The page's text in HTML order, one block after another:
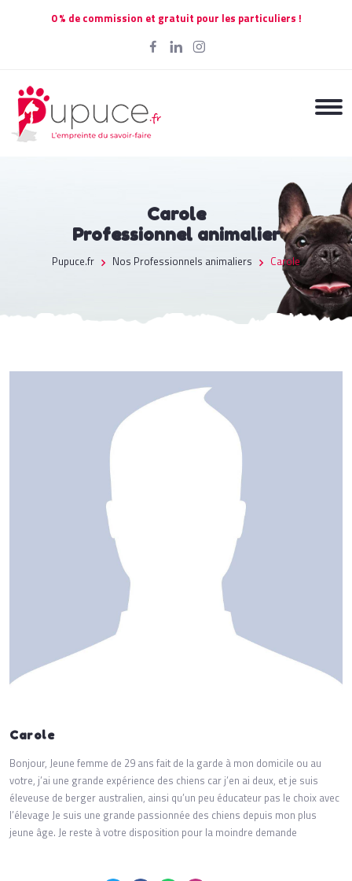
0 % de commission et gratuit pour les particuliers !
Carole
Professionnel animalier
Pupuce.fr Nos Professionnels animaliers Carole
Carole
Bonjour, Jeune femme de 29 ans fait de la garde à mon domicile ou au
votre, j’ai une grande expérience des chiens car j’en ai deux, et je suis
éleveuse de berger australien, ainsi qu’un peu éducateur pas le choix avec
l’élevage Je suis une grande passionnée des chiens depuis mon plus
jeune âge. Je reste à votre disposition pour la moindre demande